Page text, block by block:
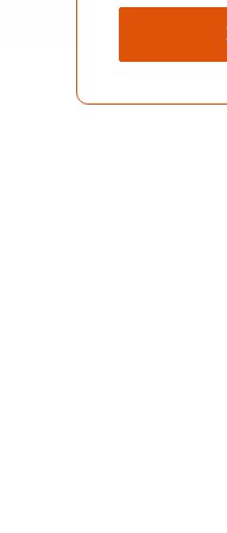
Współpraca i
Pliki do pobrania
Gemini Praca